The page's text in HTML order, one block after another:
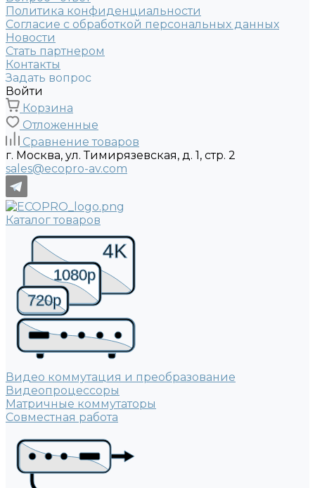
Политика конфиденциальности
Согласие с обработкой персональных данных
Новости
Стать партнером
Контакты
Задать вопрос
Войти
Корзина
Отложенные
Сравнение товаров
г. Москва, ул. Тимирязевская, д. 1, стр. 2
sales@ecopro-av.com
Каталог товаров
1080p
4K
720p
Видео коммутация и преобразование
Видеопроцессоры
Матричные коммутаторы
Совместная работа